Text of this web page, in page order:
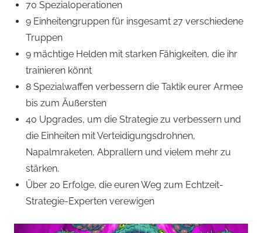
70 Spezialoperationen
9 Einheitengruppen für insgesamt 27 verschiedene
Truppen
9 mächtige Helden mit starken Fähigkeiten, die ihr
trainieren könnt
8 Spezialwaffen verbessern die Taktik eurer Armee
bis zum Äußersten
40 Upgrades, um die Strategie zu verbessern und
die Einheiten mit Verteidigungsdrohnen,
Napalmraketen, Abprallern und vielem mehr zu
stärken.
Über 20 Erfolge, die euren Weg zum Echtzeit-
Strategie-Experten verewigen